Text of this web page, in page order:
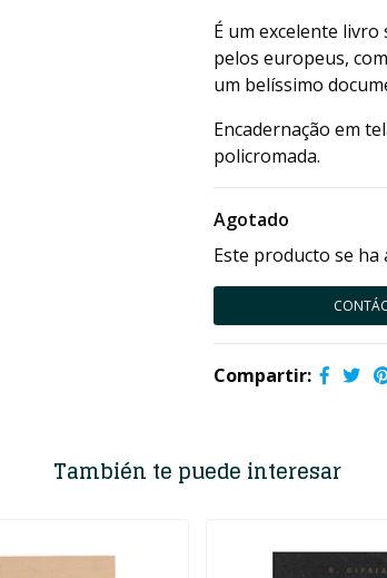
É um excelente
pelos europeus,
um belíssimo
Encadernação em
policromada.
Agotado
Este producto se
Compartir:
También te puede interesar